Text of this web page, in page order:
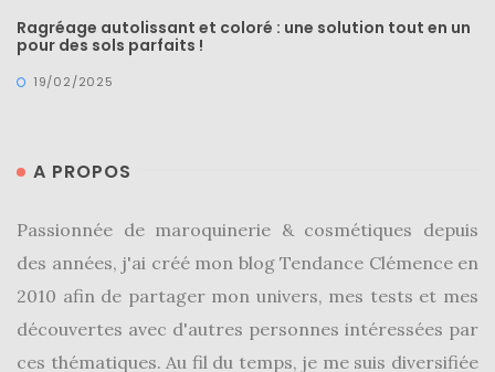
(45)
Lookbook
Sélections
shopping
(43)
Ragréage autolissant et coloré : une solution tout en un
pour des sols parfaits !
19/02/2025
A PROPOS
Passionnée de maroquinerie & cosmétiques depuis
des années, j'ai créé mon blog Tendance Clémence en
2010 afin de partager mon univers, mes tests et mes
découvertes avec d'autres personnes intéressées par
ces thématiques. Au fil du temps, je me suis diversifiée